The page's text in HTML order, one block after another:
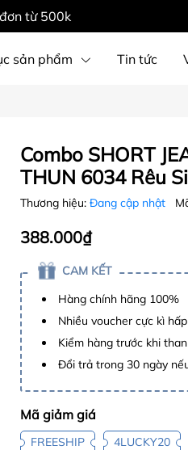
từ 500k
sản phẩm Tin tức
Combo SHORT
THUN 6034 Rêu
Thương hiệu: Đang cập nhật
388.000₫
CAM KẾT
Hàng chính hãng 100%
Nhiều voucher cực kì
Kiểm hàng trước khi
Đổi trả trong 30 ngày
Mã giảm giá
FREESHIP 4LUCKY20